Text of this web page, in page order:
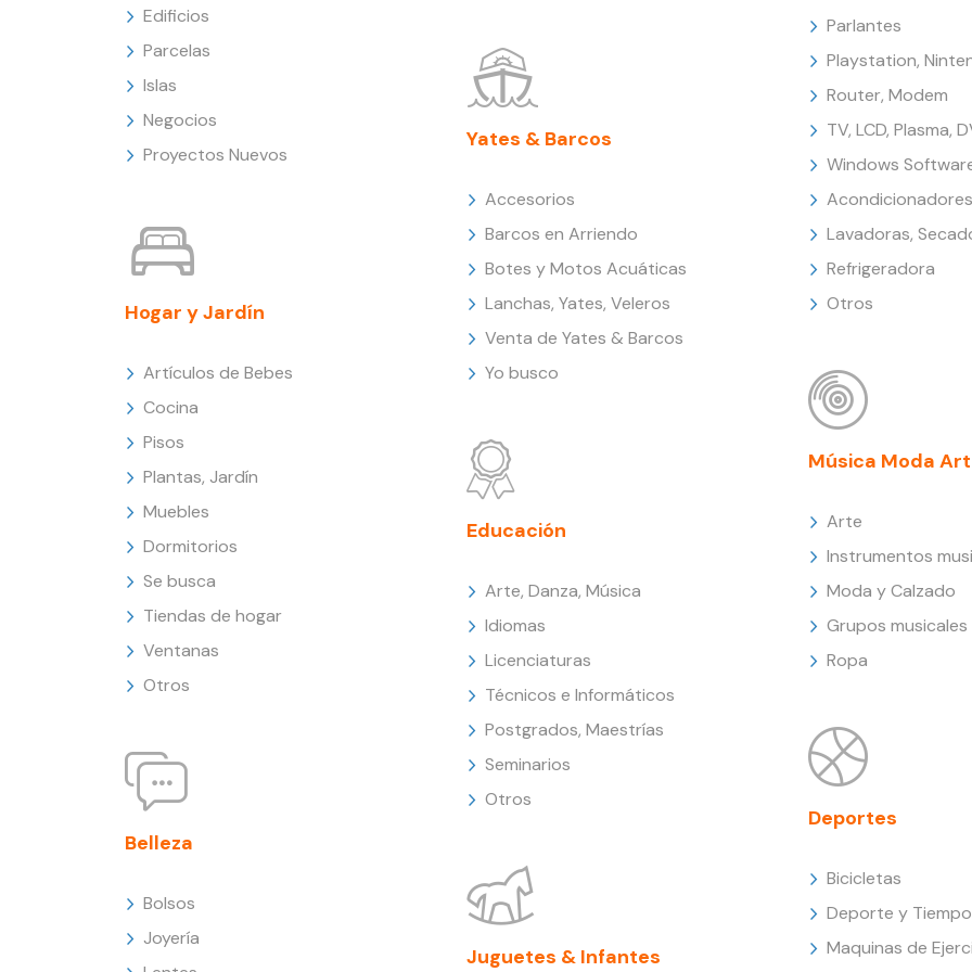
Edificios
Parcelas
Islas
Negocios
Proyectos Nuevos
Hogar y Jardín
Artículos de Bebes
Cocina
Pisos
Plantas, Jardín
Muebles
Dormitorios
Se busca
Tiendas de hogar
Ventanas
Otros
Belleza
Bolsos
Joyería
Yates & Barcos
Accesorios
Barcos en Arriendo
Botes y Motos Acuáticas
Lanchas, Yates, Veleros
Venta de Yates & Barcos
Yo busco
Educación
Arte, Danza, Música
Idiomas
Licenciaturas
Técnicos e Informáticos
Postgrados, Maestrías
Seminarios
Otros
Juguetes & Infantes
Parlantes
Playstation,
Router, Modem
TV, LCD, Plasma,
Windows
Lavadoras,
Refrigeradora
Otros
Música Moda
Arte
Instrumentos
Moda y Calzado
Grupos musicales
Ropa
Deportes
Bicicletas
Deporte y
Maquinas de